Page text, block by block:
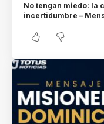
No tengan miedo: la
incertidumbre –